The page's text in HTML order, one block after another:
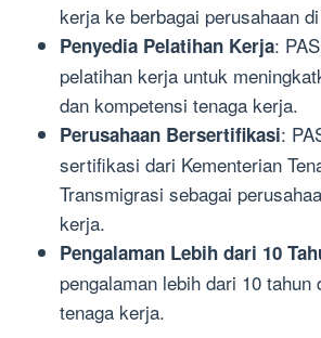
kerja ke berbagai perusahaan
Penyedia Pelatihan Kerja:
pelatihan kerja untuk
dan kompetensi tenaga kerja.
Perusahaan Bersertifikasi:
sertifikasi dari Kementerian
Transmigrasi sebagai
kerja.
Pengalaman Lebih dari 10
pengalaman lebih dari 10 tahun
tenaga kerja.